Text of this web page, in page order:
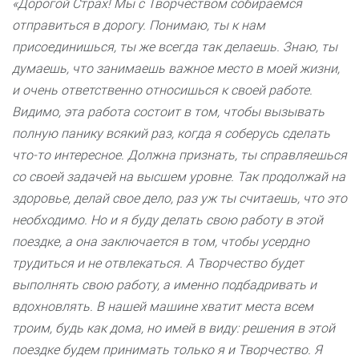
«Дорогой Страх! Мы с Творчеством собираемся
отправиться в дорогу. Понимаю, ты к нам
присоединишься, ты же всегда так делаешь. Знаю, ты
думаешь, что занимаешь важное место в моей жизни,
и очень ответственно относишься к своей работе.
Видимо, эта работа состоит в том, чтобы вызывать
полную панику всякий раз, когда я соберусь сделать
что-то интересное. Должна признать, ты справляешься
со своей задачей на высшем уровне. Так продолжай на
здоровье, делай свое дело, раз уж ты считаешь, что это
необходимо. Но и я буду делать свою работу в этой
поездке, а она заключается в том, чтобы усердно
трудиться и не отвлекаться. А Творчество будет
выполнять свою работу, а именно подбадривать и
вдохновлять. В нашей машине хватит места всем
троим, будь как дома, но имей в виду: решения в этой
поездке будем принимать только я и Творчество. Я